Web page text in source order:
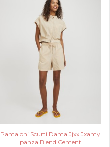
Pantaloni Scurti Dama Jjxx Jxamy
panza Blend Cement